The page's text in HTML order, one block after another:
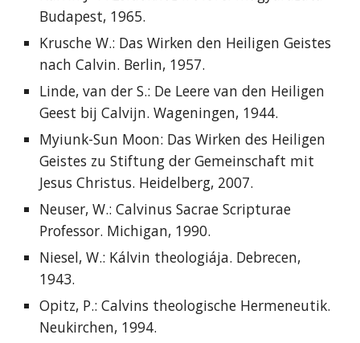
Budapest, 1965.
Krusche W.: Das Wirken den Heiligen Geistes
nach Calvin. Berlin, 1957.
Linde, van der S.: De Leere van den Heiligen
Geest bij Calvijn. Wageningen, 1944.
Myiunk-Sun Moon: Das Wirken des Heiligen
Geistes zu Stiftung der Gemeinschaft mit
Jesus Christus. Heidelberg, 2007.
Neuser, W.: Calvinus Sacrae Scripturae
Professor. Michigan, 1990.
Niesel, W.: Kálvin theologiája. Debrecen,
1943.
Opitz, P.: Calvins theologische Hermeneutik.
Neukirchen, 1994.